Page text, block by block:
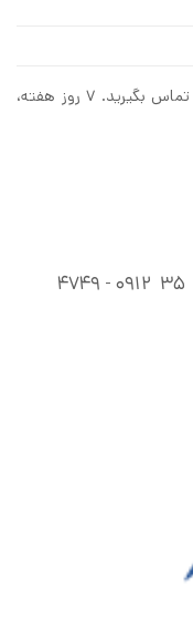
جهت خرید حضوری و بازدید از شوروم ایکیا تماس بگیرید. ۷ روز هفته،